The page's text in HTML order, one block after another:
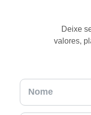
Deixe
valores,